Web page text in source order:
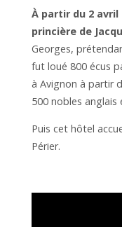
À partir du 2 avril
princière de
Georges,
fut loué 800 écus
à Avignon à partir
500 nobles anglais
Puis cet hôtel
Périer.